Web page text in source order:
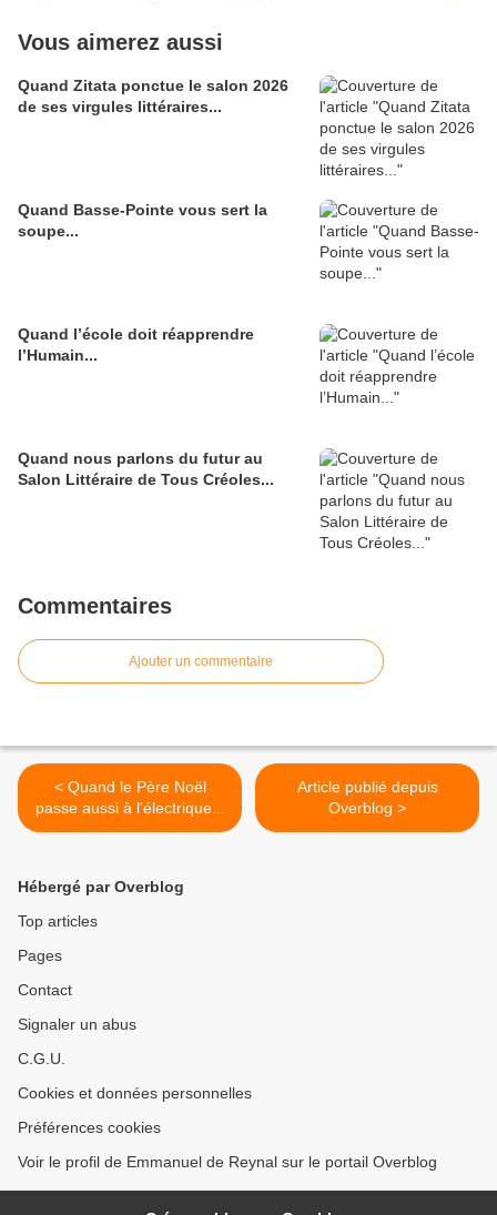
Vous aimerez aussi
Quand Zitata ponctue le salon 2026
de ses virgules littéraires...
Quand Basse-Pointe vous sert la
soupe...
Quand l’école doit réapprendre
l’Humain...
Quand nous parlons du futur au
Salon Littéraire de Tous Créoles...
Commentaires
Ajouter un commentaire
< Quand le Père Noël
passe aussi à l'électrique...
Article publié depuis
Overblog >
Hébergé par Overblog
Top articles
Pages
Contact
Signaler un abus
C.G.U.
Cookies et données personnelles
Préférences cookies
Voir le profil de Emmanuel de Reynal sur le portail Overblog